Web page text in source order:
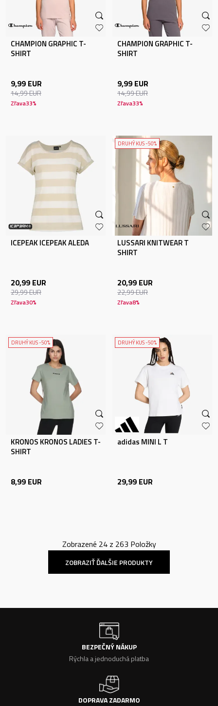
CHAMPION GRAPHIC T-
SHIRT
9,99 EUR
14,99EUR
Zľava33%
CHAMPION GRAPHIC T-
SHIRT
9,99 EUR
14,99EUR
Zľava33%
ICEPEAK ICEPEAK ALEDA
20,99 EUR
29,99EUR
Zľava30%
DRUHÝ KUS -50%
LUSSARI KNITWEAR T
SHIRT
20,99 EUR
22,99EUR
Zľava8%
DRUHÝ KUS -50%
KRONOS KRONOS LADIES T-
SHIRT
8,99 EUR
DRUHÝ KUS -50%
adidas MINI L T
29,99 EUR
Zobrazené 24z 263 Položky
ZOBRAZIŤ ĎALŠIE PRODUKTY
BEZPEČNÝ NÁKUP
Rýchla a jednoduchá platba
DOPRAVA ZADARMO